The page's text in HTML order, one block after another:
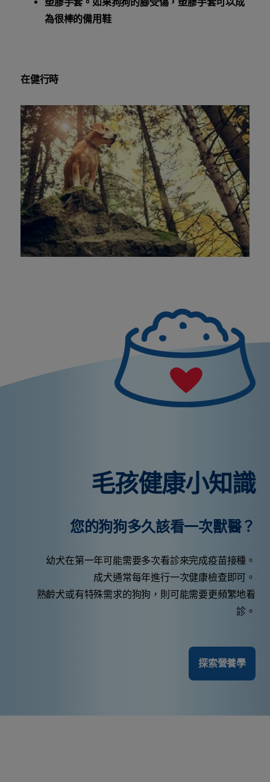
為很棒的備用鞋
在健行時
毛孩健康小知識
您的狗狗多久該看一次獸醫？
幼犬在第一年可能需要多次看診來完成疫苗接種。
成犬通常每年進行一次健康檢查即可。
熟齡犬或有特殊需求的狗狗，則可能需要更頻繁地看
診。
探索營養學